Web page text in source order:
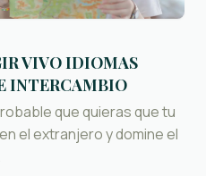
VIVO IDIOMAS
INTERCAMBIO
que quieras que tu
el extranjero y domine el